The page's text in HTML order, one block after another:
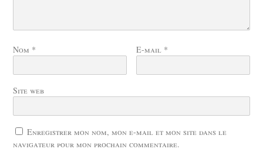
Nom * E-mail *
Site web
Enregistrer mon nom, mon e-mail et mon site dans le
navigateur pour mon prochain commentaire.